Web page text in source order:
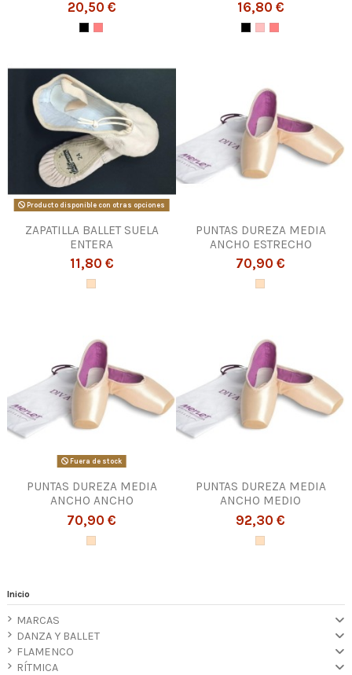
20,50 € 16,80 €
Producto disponible con otras opciones
ZAPATILLA BALLET SUELA
ENTERA
11,80 €
PUNTAS DUREZA MEDIA
ANCHO ESTRECHO
70,90 €
Fuera de stock
PUNTAS DUREZA MEDIA
ANCHO ANCHO
70,90 €
PUNTAS DUREZA MEDIA
ANCHO MEDIO
92,30 €
Inicio
MARCAS
DANZA Y BALLET
FLAMENCO
RÍTMICA